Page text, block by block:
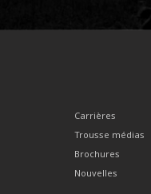
Carrières
Trousse médias
Brochures
Nouvelles